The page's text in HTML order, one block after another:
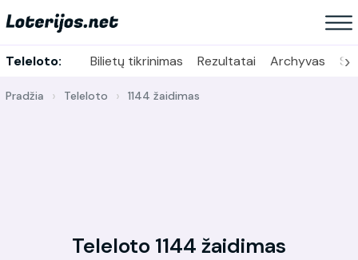
Teleloto: Bilietų tikrinimas Rezultatai Archyvas ›
Pradžia Teleloto 1144 žaidimas
Teleloto 1144 žaidimas